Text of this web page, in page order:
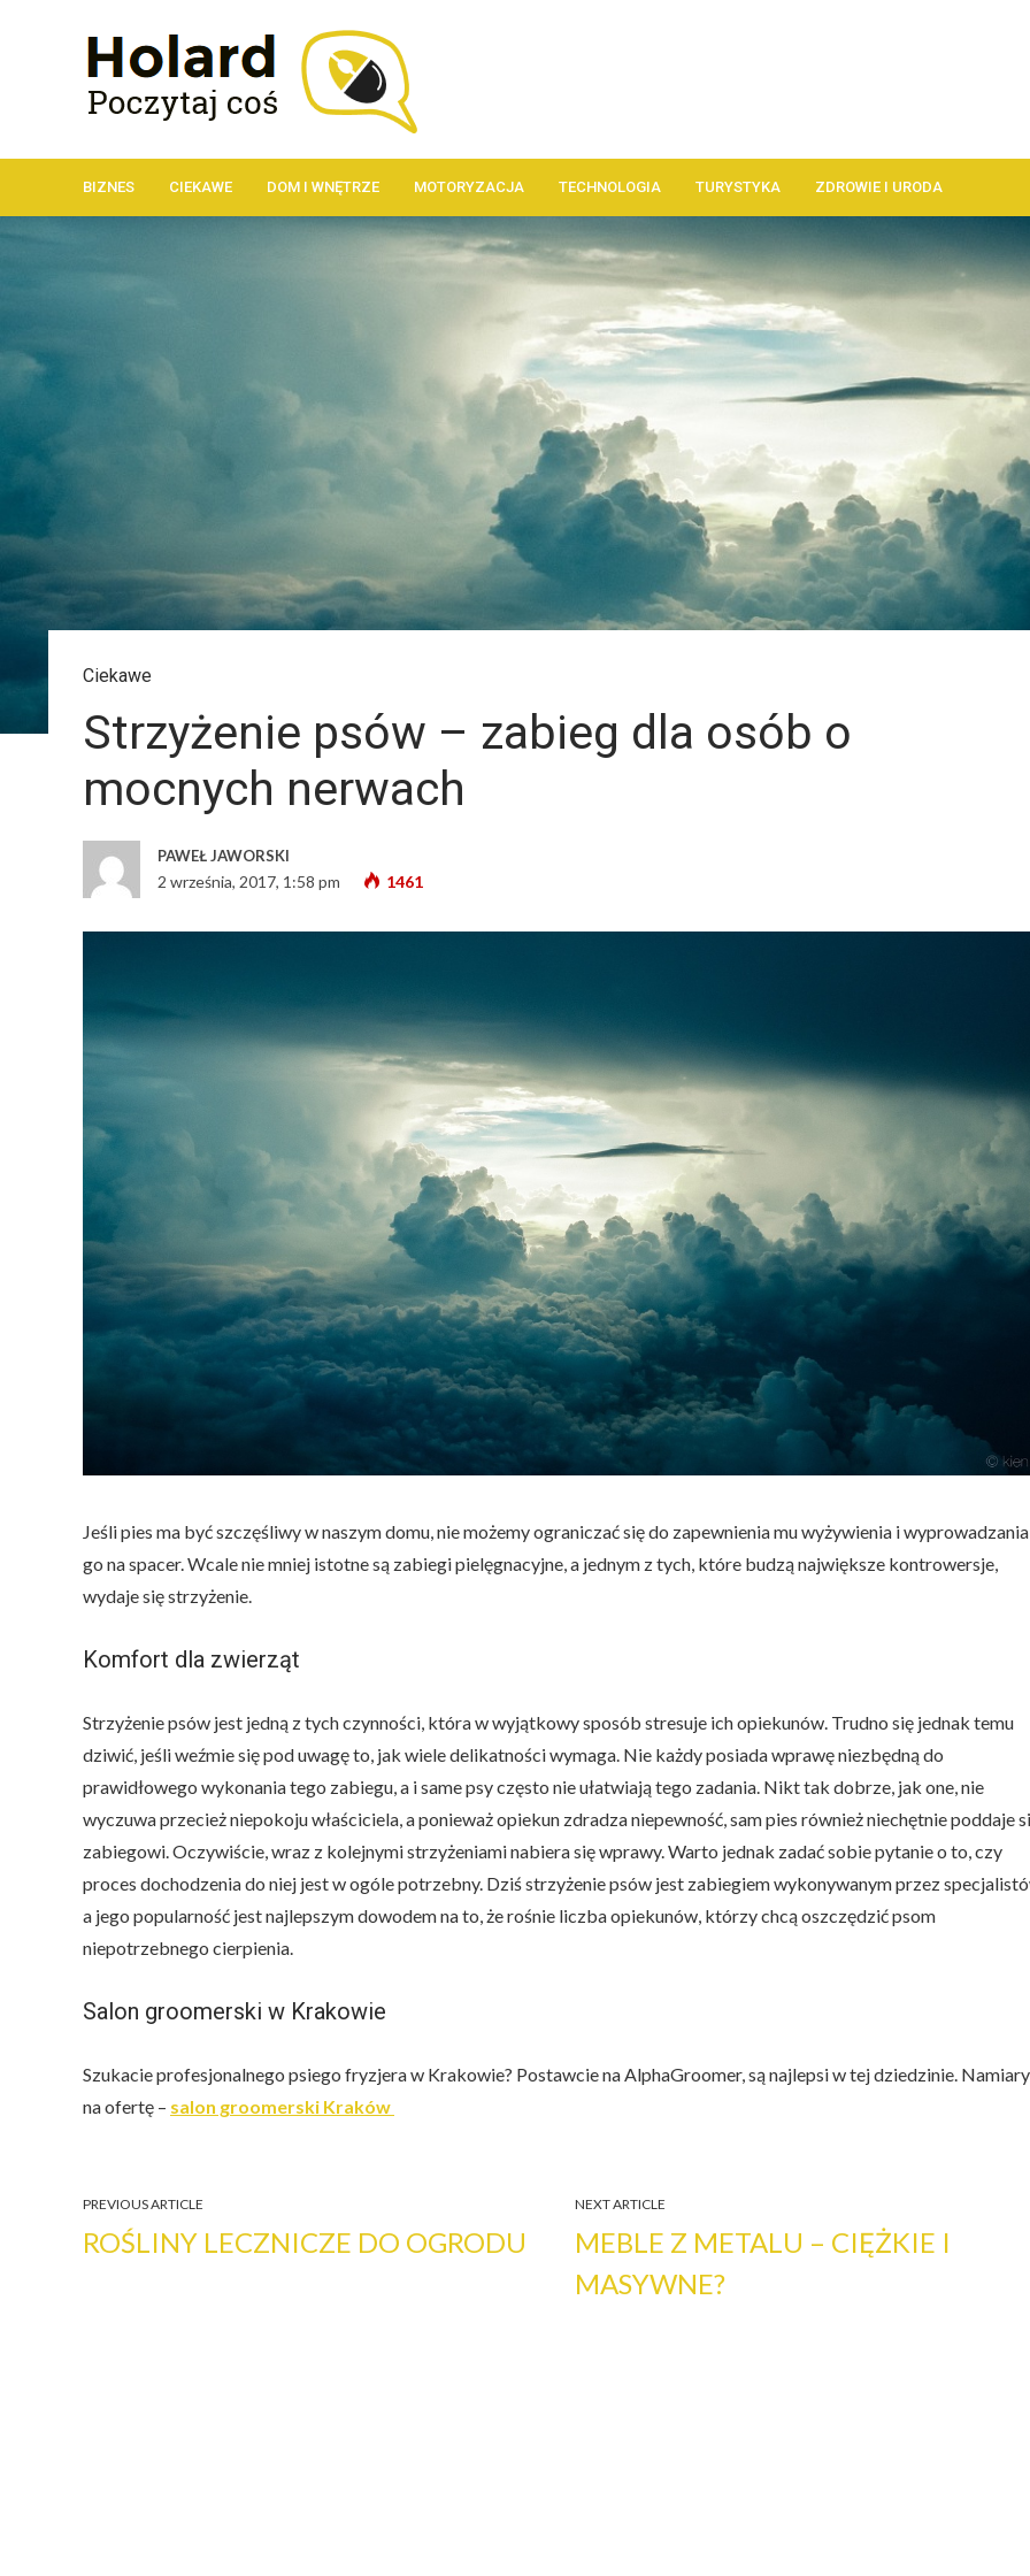
BIZNES CIEKAWE DOM I WNĘTRZE MOTORYZACJA TECHNOLOGIA TURYSTYKA ZDROWIE I URODA
Ciekawe
Strzyżenie psów – zabieg dla osób o
mocnych nerwach
PAWEŁ JAWORSKI
2 września, 2017, 1:58 pm 1461
Jeśli pies ma być szczęśliwy w naszym domu, nie możemy ograniczać się do zapewnienia mu wyżywienia i wyprowadzania
go na spacer. Wcale nie mniej istotne są zabiegi pielęgnacyjne, a jednym z tych, które budzą największe kontrowersje,
wydaje się strzyżenie.
Komfort dla zwierząt
Strzyżenie psów jest jedną z tych czynności, która w wyjątkowy sposób stresuje ich opiekunów. Trudno się jednak temu
dziwić, jeśli weźmie się pod uwagę to, jak wiele delikatności wymaga. Nie każdy posiada wprawę niezbędną do
prawidłowego wykonania tego zabiegu, a i same psy często nie ułatwiają tego zadania. Nikt tak dobrze, jak one, nie
wyczuwa przecież niepokoju właściciela, a ponieważ opiekun zdradza niepewność, sam pies również niechętnie poddaje
zabiegowi. Oczywiście, wraz z kolejnymi strzyżeniami nabiera się wprawy. Warto jednak zadać sobie pytanie o to, czy
proces dochodzenia do niej jest w ogóle potrzebny. Dziś strzyżenie psów jest zabiegiem wykonywanym przez
a jego popularność jest najlepszym dowodem na to, że rośnie liczba opiekunów, którzy chcą oszczędzić psom
niepotrzebnego cierpienia.
Salon groomerski w Krakowie
Szukacie profesjonalnego psiego fryzjera w Krakowie? Postawcie na AlphaGroomer, są najlepsi w tej dziedzinie. Namiary
na ofertę – salon groomerski Kraków
PREVIOUS ARTICLE
ROŚLINY LECZNICZE DO OGRODU
NEXT ARTICLE
MEBLE Z METALU – CIĘŻKIE I
MASYWNE?